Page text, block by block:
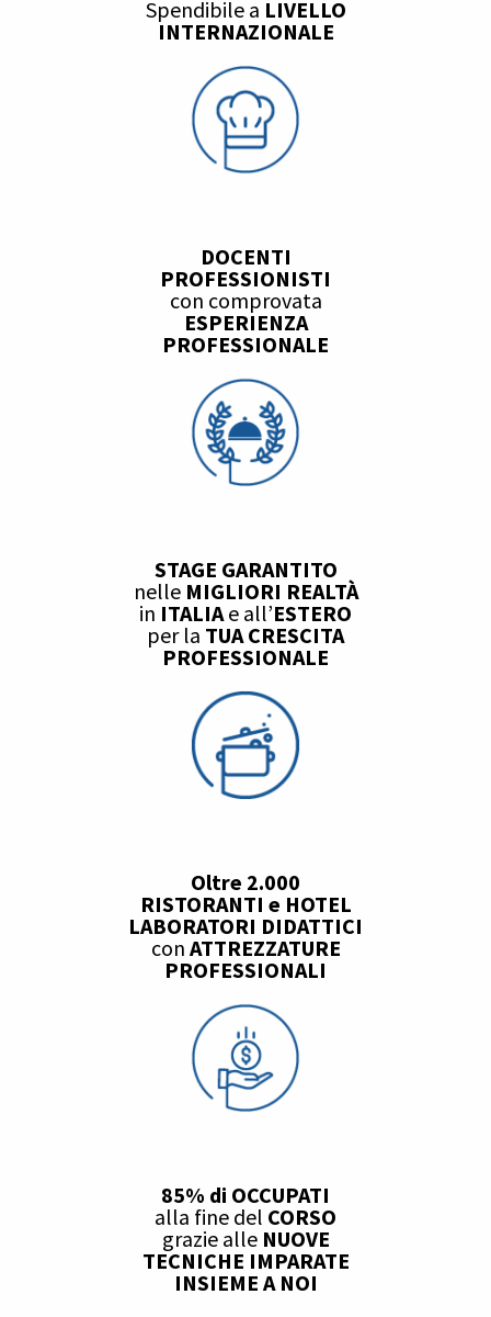
Spendibile a LIVELLO
INTERNAZIONALE
DOCENTI
PROFESSIONISTI
con comprovata
ESPERIENZA
PROFESSIONALE
STAGE GARANTITO
nelle MIGLIORI REALTÀ
in ITALIAe all’ESTERO
per la TUA CRESCITA
PROFESSIONALE
Oltre 2.000
RISTORANTI e HOTEL
LABORATORI DIDATTICI
con ATTREZZATURE
PROFESSIONALI
85% di OCCUPATI
alla fine del CORSO
grazie alle NUOVE
TECNICHE IMPARATE
INSIEME A NOI